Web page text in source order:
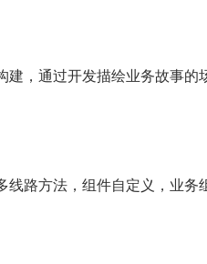
建，通过开发描绘业务故事的
线路方法，组件自定义，业务